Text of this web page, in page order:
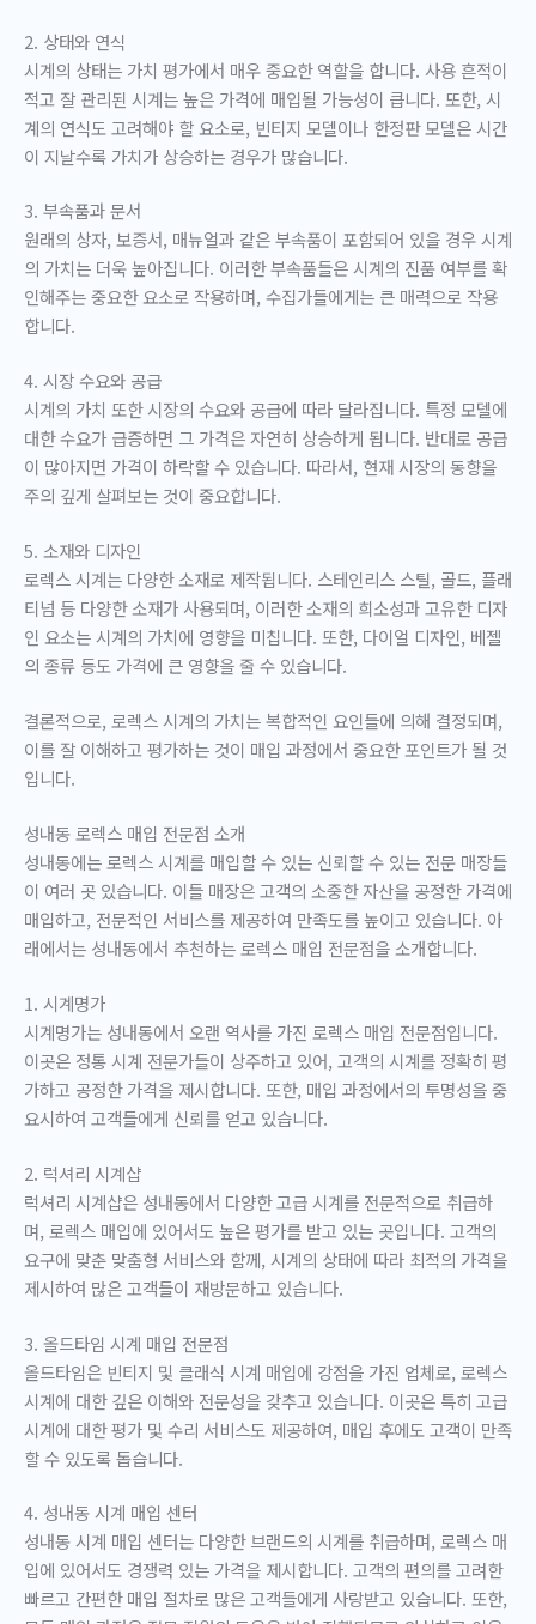
2. 상태와 연식
시계의 상태는 가치 평가에서 매우 중요한 역할을 합니다. 사용 흔적이
적고 잘 관리된 시계는 높은 가격에 매입될 가능성이 큽니다. 또한, 시
계의 연식도 고려해야 할 요소로, 빈티지 모델이나 한정판 모델은 시간
이 지날수록 가치가 상승하는 경우가 많습니다.
3. 부속품과 문서
원래의 상자, 보증서, 매뉴얼과 같은 부속품이 포함되어 있을 경우 시계
의 가치는 더욱 높아집니다. 이러한 부속품들은 시계의 진품 여부를 확
인해주는 중요한 요소로 작용하며, 수집가들에게는 큰 매력으로 작용
합니다.
4. 시장 수요와 공급
시계의 가치 또한 시장의 수요와 공급에 따라 달라집니다. 특정 모델에
대한 수요가 급증하면 그 가격은 자연히 상승하게 됩니다. 반대로 공급
이 많아지면 가격이 하락할 수 있습니다. 따라서, 현재 시장의 동향을
주의 깊게 살펴보는 것이 중요합니다.
5. 소재와 디자인
로렉스 시계는 다양한 소재로 제작됩니다. 스테인리스 스틸, 골드, 플래
티넘 등 다양한 소재가 사용되며, 이러한 소재의 희소성과 고유한 디자
인 요소는 시계의 가치에 영향을 미칩니다. 또한, 다이얼 디자인, 베젤
의 종류 등도 가격에 큰 영향을 줄 수 있습니다.
결론적으로, 로렉스 시계의 가치는 복합적인 요인들에 의해 결정되며,
이를 잘 이해하고 평가하는 것이 매입 과정에서 중요한 포인트가 될 것
입니다.
성내동 로렉스 매입 전문점 소개
성내동에는 로렉스 시계를 매입할 수 있는 신뢰할 수 있는 전문 매장들
이 여러 곳 있습니다. 이들 매장은 고객의 소중한 자산을 공정한 가격에
매입하고, 전문적인 서비스를 제공하여 만족도를 높이고 있습니다. 아
래에서는 성내동에서 추천하는 로렉스 매입 전문점을 소개합니다.
1. 시계명가
시계명가는 성내동에서 오랜 역사를 가진 로렉스 매입 전문점입니다.
이곳은 정통 시계 전문가들이 상주하고 있어, 고객의 시계를 정확히 평
가하고 공정한 가격을 제시합니다. 또한, 매입 과정에서의 투명성을 중
요시하여 고객들에게 신뢰를 얻고 있습니다.
2. 럭셔리 시계샵
럭셔리 시계샵은 성내동에서 다양한 고급 시계를 전문적으로 취급하
며, 로렉스 매입에 있어서도 높은 평가를 받고 있는 곳입니다. 고객의
요구에 맞춘 맞춤형 서비스와 함께, 시계의 상태에 따라 최적의 가격을
제시하여 많은 고객들이 재방문하고 있습니다.
3. 올드타임 시계 매입 전문점
올드타임은 빈티지 및 클래식 시계 매입에 강점을 가진 업체로, 로렉스
시계에 대한 깊은 이해와 전문성을 갖추고 있습니다. 이곳은 특히 고급
시계에 대한 평가 및 수리 서비스도 제공하여, 매입 후에도 고객이 만족
할 수 있도록 돕습니다.
4. 성내동 시계 매입 센터
성내동 시계 매입 센터는 다양한 브랜드의 시계를 취급하며, 로렉스 매
입에 있어서도 경쟁력 있는 가격을 제시합니다. 고객의 편의를 고려한
빠르고 간편한 매입 절차로 많은 고객들에게 사랑받고 있습니다. 또한,